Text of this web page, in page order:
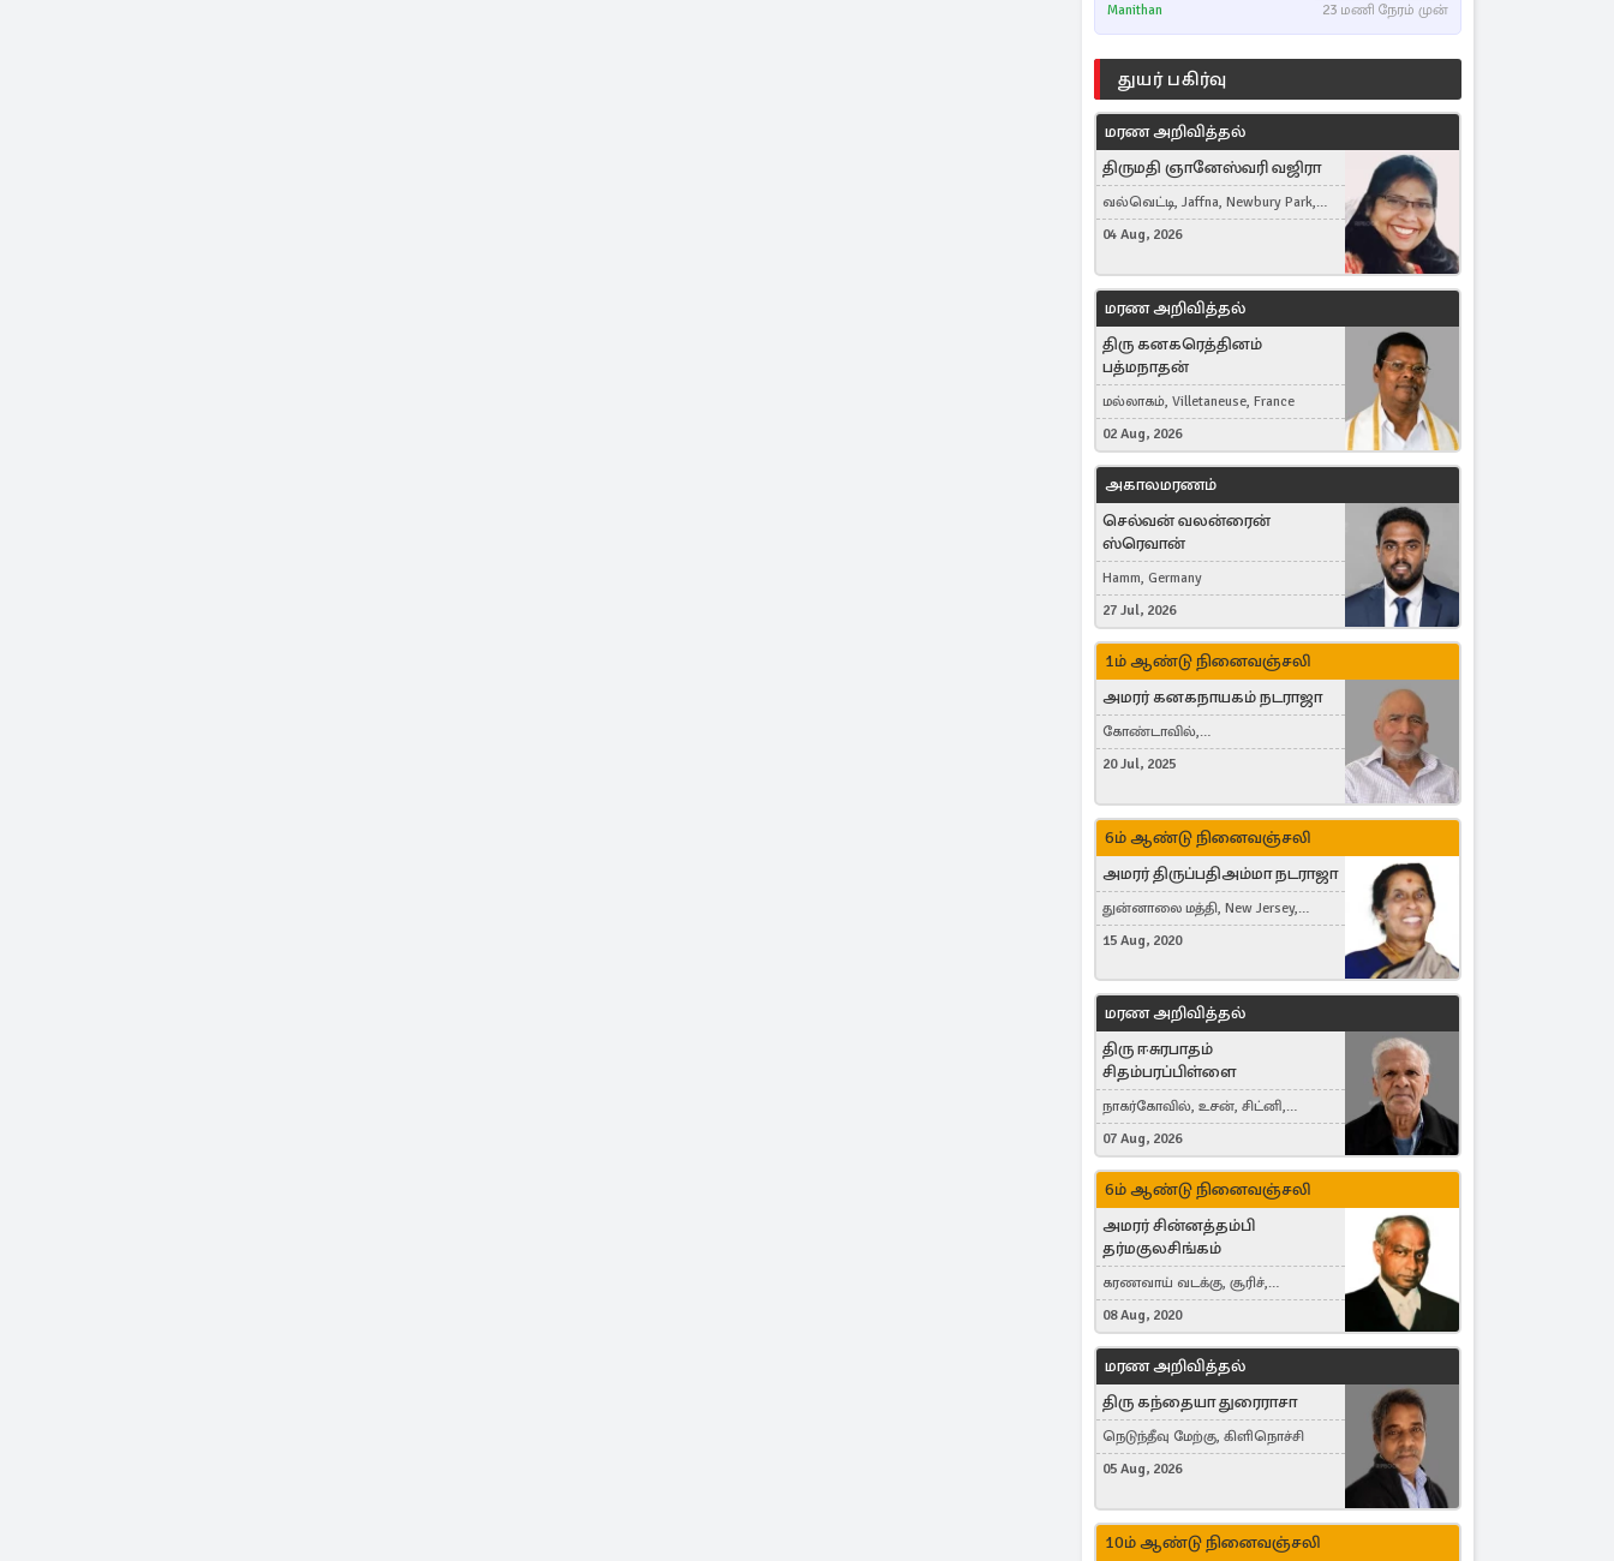
Manithan 23 மணி நேரம் முன்
துயர் பகிர்வு
மரண அறிவித்தல்
திருமதி ஞானேஸ்வரி வஜிரா
வல்வெட்டி, Jaffna, Newbury Park,
United Kingdom
04 Aug, 2026
மரண அறிவித்தல்
திரு கனகரெத்தினம்
பத்மநாதன்
மல்லாகம், Villetaneuse, France
02 Aug, 2026
அகாலமரணம்
செல்வன் வலன்ரைன்
ஸ்ரெவான்
Hamm, Germany
27 Jul, 2026
1ம் ஆண்டு நினைவஞ்சலி
அமரர் கனகநாயகம் நடராஜா
கோண்டாவில்,
புன்னாலைக்கட்டுவன், சவுதி
Germany, Brampton, Canada
20 Jul, 2025
6ம் ஆண்டு நினைவஞ்சலி
அமரர் திருப்பதிஅம்மா நடராஜா
துன்னாலை மத்தி, New Jersey,
United States, Toronto, Canada
15 Aug, 2020
மரண அறிவித்தல்
திரு ஈசுரபாதம்
சிதம்பரப்பிள்ளை
நாகர்கோவில், உசன், சிட்னி,
Australia
07 Aug, 2026
6ம் ஆண்டு நினைவஞ்சலி
அமரர் சின்னத்தம்பி
தர்மகுலசிங்கம்
கரணவாய் வடக்கு, சூரிச்,
Switzerland
08 Aug, 2020
மரண அறிவித்தல்
திரு கந்தையா துரைராசா
நெடுந்தீவு மேற்கு, கிளிநொச்சி
05 Aug, 2026
10ம் ஆண்டு நினைவஞ்சலி